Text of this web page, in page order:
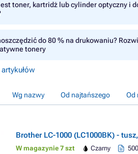
toner, kartridż lub cylinder optyczny i
do 80 % na drukowaniu?
tonery
Wg nazwy Od najtańszego Od
Brother LC-1000 (LC1000BK) -
W magazynie 7 szt Czarny